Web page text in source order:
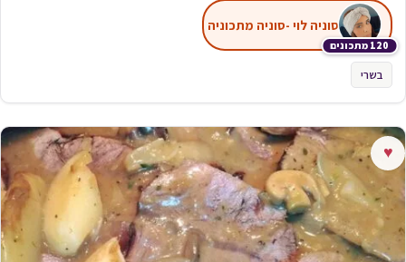
120 מתכונים
סוניה לוי -סוניה מתכוניה
בשרי
♥